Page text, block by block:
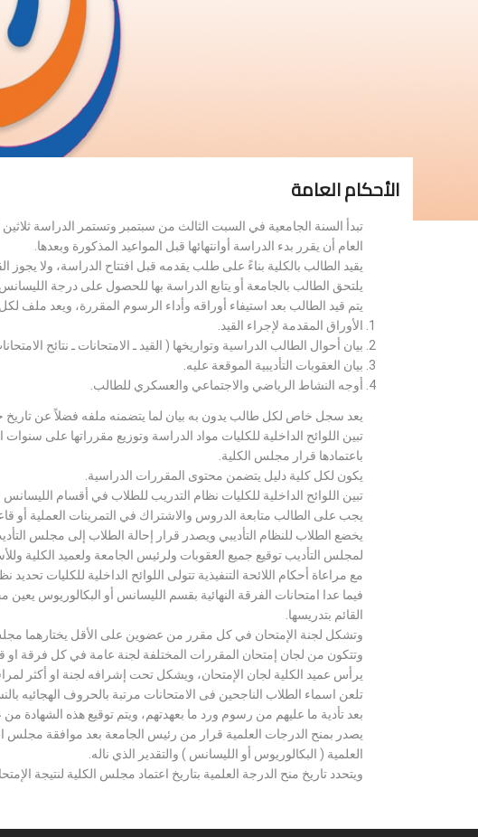
الأحكام العامة
تبدأ السنة الجامعية في السبت الثالث من سبتمبر وتستمر الدراسة
العام أن يقرر بدء الدراسة أوانتهائها قبل المواعيد المذكورة وبعدها.
يقيد الطالب بالكلية بناءً على طلب يقدمه قبل افتتاح الدراسة، ولا
يلتحق الطالب بالجامعة أو يتابع الدراسة بها للحصول على درجة
يتم قيد الطالب بعد استيفاء أوراقه وأداء الرسوم المقررة، ويعد ملف
الأوراق المقدمة لإجراء القيد.
بيان أحوال الطالب الدراسية وتواريخها ( القيد ـ الامتحانات ـ نتائح
بيان العقوبات التأديبية الموقعة عليه.
أوجه النشاط الرياضي والاجتماعي والعسكري للطالب.
يعد سجل خاص لكل طالب يدون به بيان لما يتضمنه ملفه فضلاً عن
تبين اللوائح الداخلية للكليات مواد الدراسة وتوزيع مقرراتها
باعتمادها قرار مجلس الكلية.
يكون لكل كلية دليل يتضمن محتوى المقررات الدراسية.
تبين اللوائح الداخلية للكليات نظام التدريب للطلاب في أقسام الليسانس
يجب على الطالب متابعة الدروس والاشتراك في التمرينات العملية أو
يخضع الطلاب للنظام التأديبي ويصدر قرار إحالة الطلاب إلى مجلس
لمجلس التأديب توقيع جميع العقوبات ولرئيس الجامعة ولعميد الكلية
مع مراعاة أحكام اللائحة التنفيذية تتولى اللوائح الداخلية للكليات تحديد
فيما عدا امتحانات الفرقة النهائية بقسم الليسانس أو البكالوريوس
القائم بتدريسها.
وتشكل لجنة الإمتحان في كل مقرر من عضوين على الأقل يختارهما
وتتكون من لجان إمتحان المقررات المختلفة لجنة عامة في كل فرقة او
يرأس عميد الكلية لجان الإمتحان، ويشكل تحت إشرافه لجنة او أكثر
تلعن اسماء الطلاب الناجحين فى الامتحانات مرتبة بالحروف الهجائيه
بعد تأدية ما عليهم من رسوم ورد ما بعهدتهم، ويتم توقيع هذه الشهادة من
يصدر بمنح الدرجات العلمية قرار من رئيس الجامعة بعد موافقة مجلس
العلمية ( البكالوريوس أو الليسانس ) والتقدير الذي ناله.
ويتحدد تاريخ منح الدرجة العلمية بتاريخ اعتماد مجلس الكلية لنتيجة